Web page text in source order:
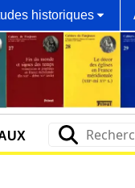
historiques